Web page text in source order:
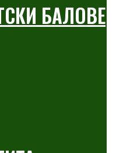
БАЛОВЕ